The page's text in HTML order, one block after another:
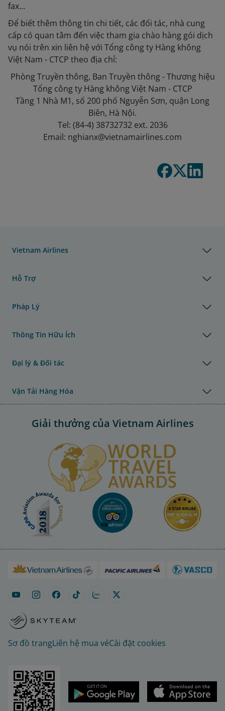
fax…
Để biết thêm thông tin chi tiết, các đối tác, nhà cung
cấp có quan tâm đến việc tham gia chào hàng gói dịch
vụ nói trên xin liên hệ với Tổng công ty Hàng không
Việt Nam - CTCP theo địa chỉ:
Phòng Truyền thông, Ban Truyền thông - Thương hiệu
Tổng công ty Hàng không Việt Nam - CTCP
Tầng 1 Nhà M1, số 200 phố Nguyễn Sơn, quận Long
Biên, Hà Nội.
Tel: (84-4) 38732732 ext. 2036
Email: nghianx@vietnamairlines.com
Vietnam Airlines
Hỗ Trợ
Pháp Lý
Thông Tin Hữu Ích
Đại lý & Đối tác
Vận Tải Hàng Hóa
Giải thưởng của Vietnam Airlines
Sơ đồ trangLiên hệ mua véCài đặt cookies